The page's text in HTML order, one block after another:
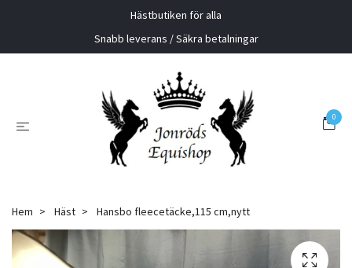
Hästbutiken för alla
Snabb leverans / Säkra betalningar
0
Hem Häst Hansbo fleecetäcke,115 cm,nytt